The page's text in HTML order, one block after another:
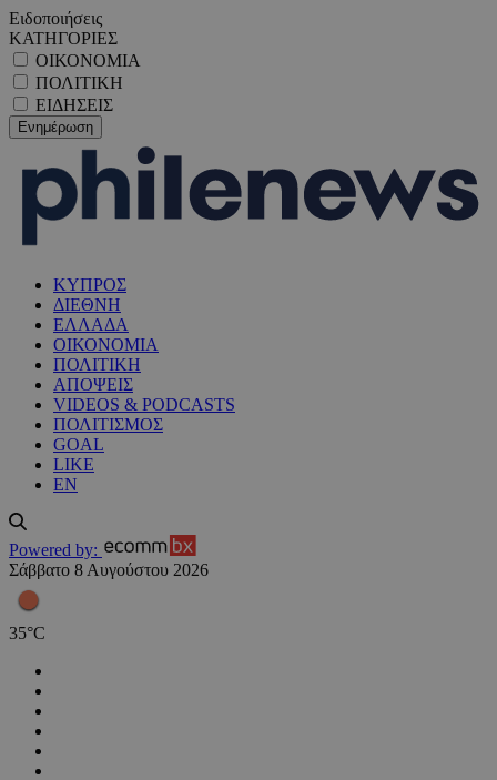
Ειδοποιήσεις
ΚΑΤΗΓΟΡΙΕΣ
ΟΙΚΟΝΟΜΙΑ
ΠΟΛΙΤΙΚΗ
ΕΙΔΗΣΕΙΣ
ΚΥΠΡΟΣ
ΔΙΕΘΝΗ
ΕΛΛΑΔΑ
ΟΙΚΟΝΟΜΙΑ
ΠΟΛΙΤΙΚΗ
ΑΠΟΨΕΙΣ
VIDEOS & PODCASTS
ΠΟΛΙΤΙΣΜΟΣ
GOAL
LIKE
EN
Powered by:
Σάββατο 8 Αυγούστου 2026
35°C